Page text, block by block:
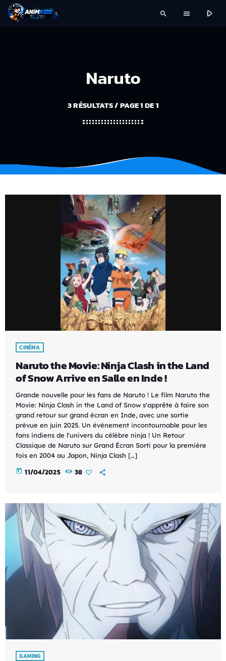
search menu play_arrow
Naruto
3 RÉSULTATS / PAGE 1 DE 1
CINÉMA
Naruto the Movie: Ninja Clash in the Land
of Snow Arrive en Salle en Inde !
Grande nouvelle pour les fans de Naruto ! Le film Naruto the
Movie: Ninja Clash in the Land of Snow s'apprête à faire son
grand retour sur grand écran en Inde, avec une sortie
prévue en juin 2025. Un événement incontournable pour les
fans indiens de l'univers du célèbre ninja ! Un Retour
Classique de Naruto sur Grand Écran Sorti pour la première
fois en 2004 au Japon, Ninja Clash […]
today 11/04/2025 38
GAMING